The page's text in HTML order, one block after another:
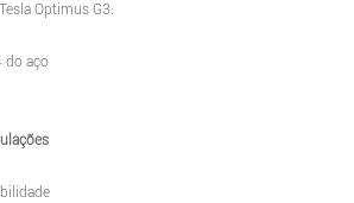
Optimus G3.
do aço